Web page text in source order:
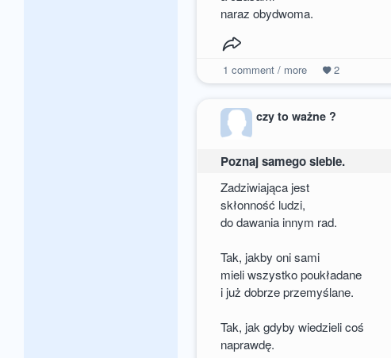
naraz obydwoma.
1 comment / more 2
czy to ważne ?
Poznaj samego siebie.
Zadziwiająca jest
skłonność ludzi,
do dawania innym rad.
Tak, jakby oni sami
mieli wszystko poukładane
i już dobrze przemyślane.
Tak, jak gdyby wiedzieli coś
naprawdę.